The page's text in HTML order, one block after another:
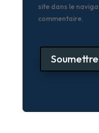
site dans le
commentaire.